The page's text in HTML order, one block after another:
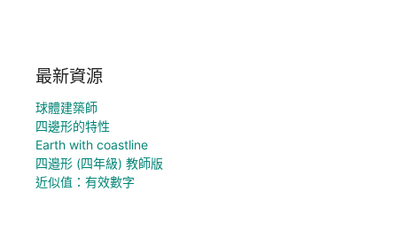
最新資源
球體建築師
四邊形的特性
Earth with coastline
四邉形 (四年級) 教師版
近似值：有效數字